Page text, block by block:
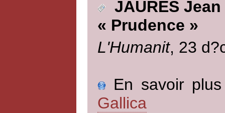
JAURES Jean
« Prudence »
L'Humanit, 23
En savoir
Gallica